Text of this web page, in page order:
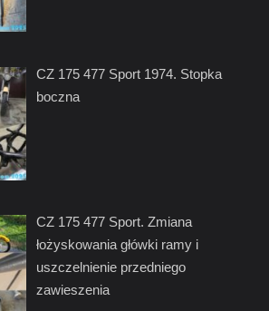
CZ 175 477 Sport 1974. Stopka
boczna
CZ 175 477 Sport. Zmiana
łożyskowania główki ramy i
uszczelnienie przedniego
zawieszenia